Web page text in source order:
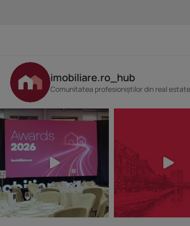
imobiliare.ro_hub
Comunitatea profesioniștilor din real